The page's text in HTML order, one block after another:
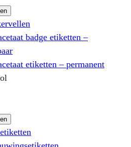
badge etiketten –
etiketten – permanent